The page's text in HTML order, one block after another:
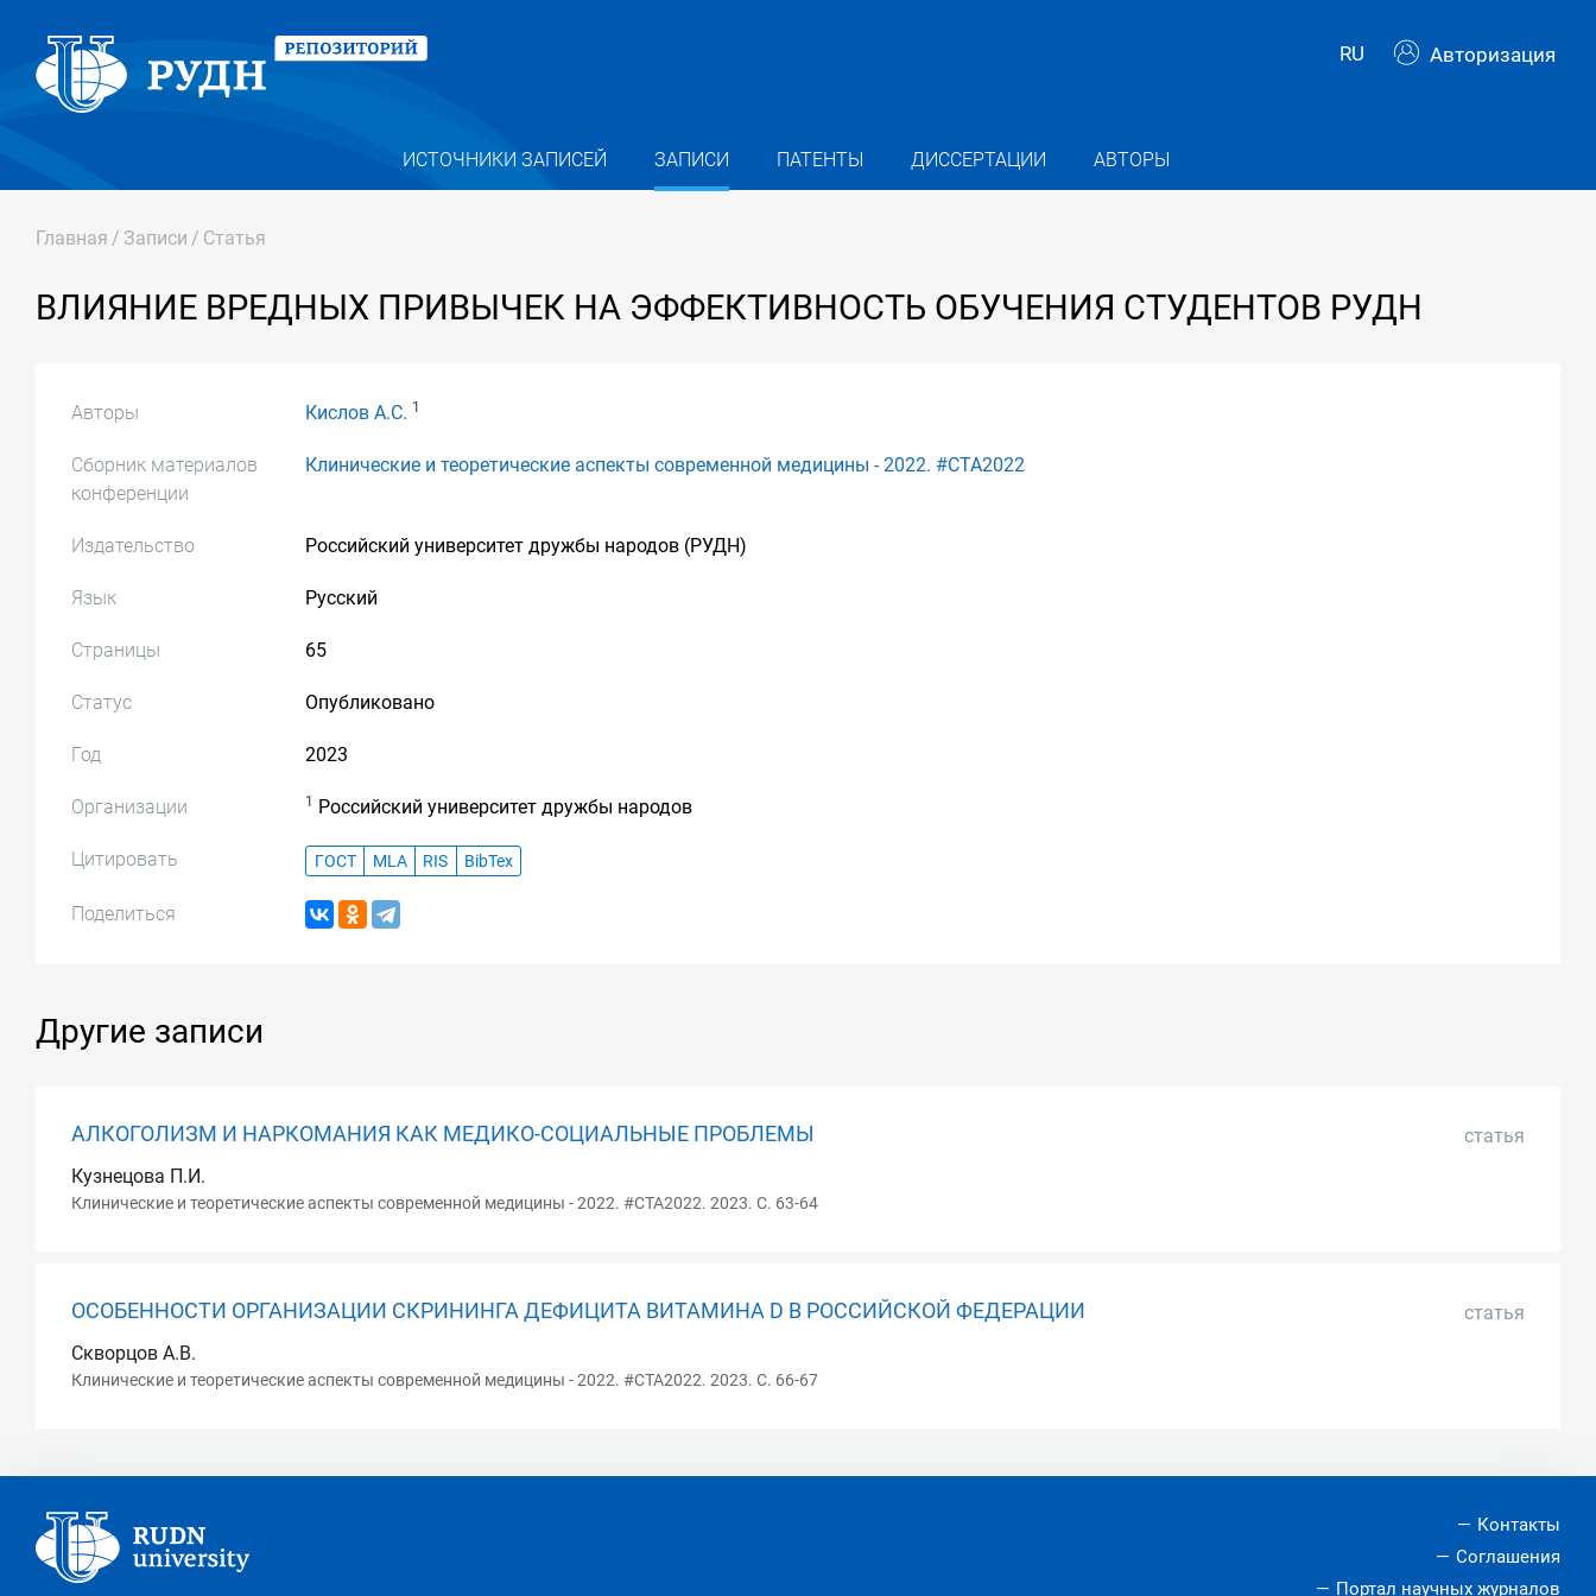
RU Авторизация
ИСТОЧНИКИ ЗАПИСЕЙ ЗАПИСИ ПАТЕНТЫ ДИССЕРТАЦИИ АВТОРЫ
Главная / Записи / Статья
ВЛИЯНИЕ ВРЕДНЫХ ПРИВЫЧЕК НА ЭФФЕКТИВНОСТЬ ОБУЧЕНИЯ СТУДЕНТОВ РУДН
Авторы Кислов А.С. 1
Сборник материалов
конференции
Клинические и теоретические аспекты современной медицины - 2022. #СТА2022
Издательство Российский университет дружбы народов (РУДН)
Язык Русский
Страницы 65
Статус Опубликовано
Год 2023
Организации 1 Российский университет дружбы народов
Цитировать ГОСТ MLA RIS BibTex
Поделиться
Другие записи
АЛКОГОЛИЗМ И НАРКОМАНИЯ КАК МЕДИКО-СОЦИАЛЬНЫЕ ПРОБЛЕМЫ
статья
Кузнецова П.И.
Клинические и теоретические аспекты современной медицины - 2022. #СТА2022. 2023. С. 63-64
ОСОБЕННОСТИ ОРГАНИЗАЦИИ СКРИНИНГА ДЕФИЦИТА ВИТАМИНА D В РОССИЙСКОЙ ФЕДЕРАЦИИ
статья
Скворцов А.В.
Клинические и теоретические аспекты современной медицины - 2022. #СТА2022. 2023. С. 66-67
Контакты
Соглашения
Портал научных журналов